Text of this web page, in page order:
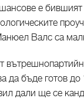
е
Валс са
да бъде готов
дали ще се